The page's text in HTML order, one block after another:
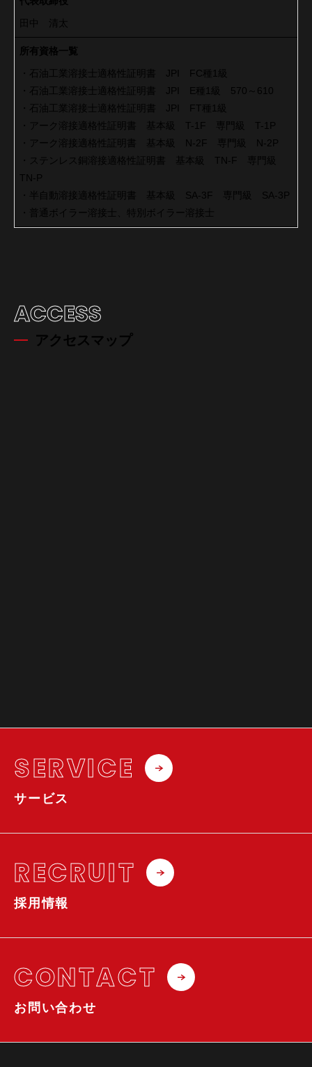
田中 清太
所有資格一覧
・石油工業溶接士適格性証明書 JPI FC種1級
・石油工業溶接士適格性証明書 JPI E種1級 570～610
・石油工業溶接士適格性証明書 JPI FT種1級
・アーク溶接適格性証明書 基本級 T-1F 専門級 T-1P
・アーク溶接適格性証明書 基本級 N-2F 専門級 N-2P
・ステンレス銅溶接適格性証明書 基本級 TN-F 専門級
TN-P
・半自動溶接適格性証明書 基本級 SA-3F 専門級 SA-3P
・普通ボイラー溶接士、特別ボイラー溶接士
ACCESS
アクセスマップ
SERVICE
サービス
RECRUIT
採用情報
CONTACT
お問い合わせ